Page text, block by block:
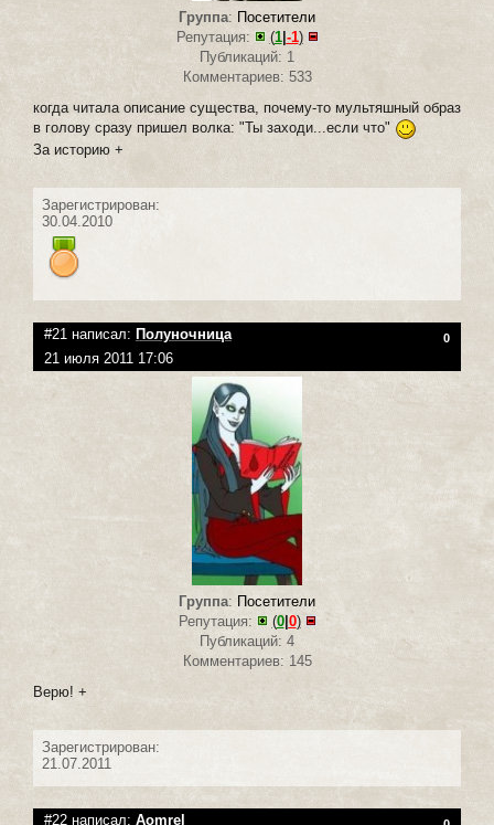
Группа: Посетители
Репутация:
(1| -1)
Публикаций: 1
Комментариев: 533
когда читала описание существа, почему-то мультяшный образ
в голову сразу пришел волка: "Ты заходи...если что"
За историю +
Зарегистрирован:
30.04.2010
#21 написал: Полуночница 0
21 июля 2011 17:06
Группа: Посетители
Репутация:
(0| 0)
Публикаций: 4
Комментариев: 145
Верю! +
Зарегистрирован:
21.07.2011
#22 написал: Aomrel